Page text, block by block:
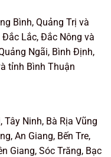
Bình, Quảng Trị và
Đắc Lắc, Đắc Nông và
Ngãi, Bình Định,
tỉnh Bình Thuận
Ninh, Bà Rịa Vũng
An Giang, Bến Tre,
Giang, Sóc Trăng, Bạc